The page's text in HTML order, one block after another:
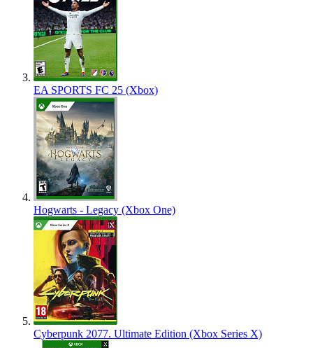
EA SPORTS FC 25 (Xbox)
Hogwarts - Legacy (Xbox One)
Cyberpunk 2077. Ultimate Edition (Xbox Series X)